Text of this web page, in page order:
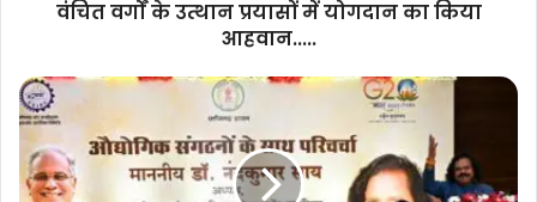
वंचित वर्गों के उत्थान प्रयासों में योगदान का किया
आहवान.....
सीएसआईडीसी
के
डॉ.
नंदकुमार